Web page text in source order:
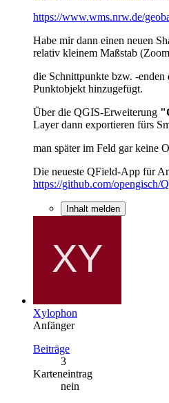
https://www.wms.nrw.de/
Habe mir dann einen neuen
relativ kleinem Maßstab
die Schnittpunkte bzw. -enden
Punktobjekt hinzugefügt.
Über die QGIS-Erweiterung
Layer dann exportieren fürs
man später im Feld gar keine
Die neueste QField-App für
https://github.com/opengisch/
Inhalt melden
Xylophon
Anfänger
Beiträge
3
Karteneintrag
nein